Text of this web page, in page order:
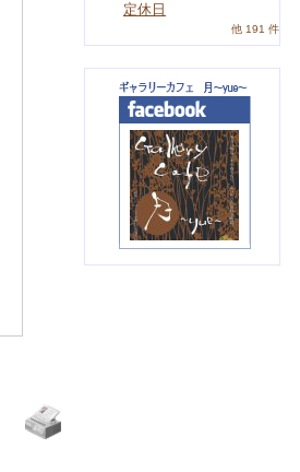
定休日
他 191 件